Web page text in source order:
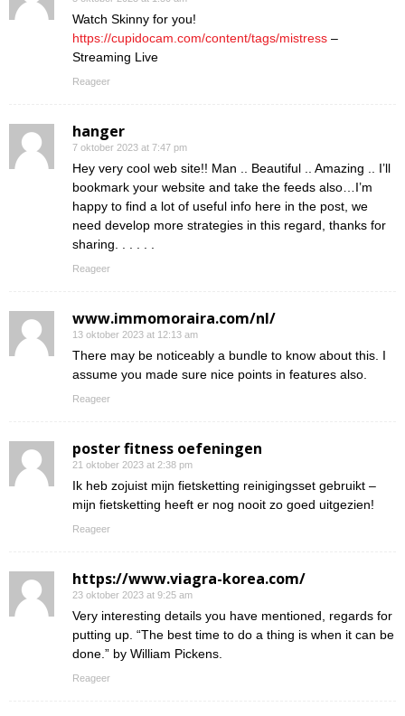
Watch Skinny for you!
https://cupidocam.com/content/tags/mistress –
Streaming Live
Reageer
hanger
7 oktober 2023 at 7:47 pm
Hey very cool web site!! Man .. Beautiful .. Amazing .. I’ll
bookmark your website and take the feeds also…I’m
happy to find a lot of useful info here in the post, we
need develop more strategies in this regard, thanks for
sharing. . . . . .
Reageer
www.immomoraira.com/nl/
13 oktober 2023 at 12:13 am
There may be noticeably a bundle to know about this. I
assume you made sure nice points in features also.
Reageer
poster fitness oefeningen
21 oktober 2023 at 2:38 pm
Ik heb zojuist mijn fietsketting reinigingsset gebruikt –
mijn fietsketting heeft er nog nooit zo goed uitgezien!
Reageer
https://www.viagra-korea.com/
23 oktober 2023 at 9:25 am
Very interesting details you have mentioned, regards for
putting up. “The best time to do a thing is when it can be
done.” by William Pickens.
Reageer